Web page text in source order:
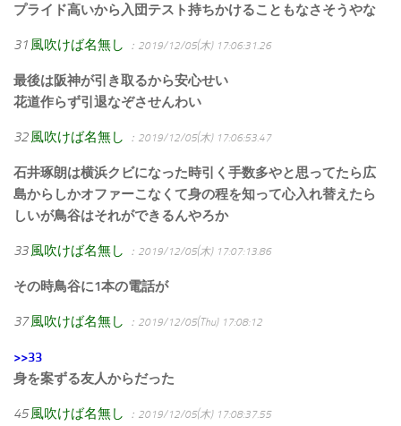
プライド高いから入団テスト持ちかけることもなさそうやな
31 風吹けば名無し ：2019/12/05(木) 17:06:31.26
最後は阪神が引き取るから安心せい
花道作らず引退なぞさせんわい
32 風吹けば名無し ：2019/12/05(木) 17:06:53.47
石井琢朗は横浜クビになった時引く手数多やと思ってたら広
島からしかオファーこなくて身の程を知って心入れ替えたら
しいが鳥谷はそれができるんやろか
33 風吹けば名無し ：2019/12/05(木) 17:07:13.86
その時鳥谷に1本の電話が
37 風吹けば名無し ：2019/12/05(Thu) 17:08:12
>>33
身を案ずる友人からだった
45 風吹けば名無し ：2019/12/05(木) 17:08:37.55